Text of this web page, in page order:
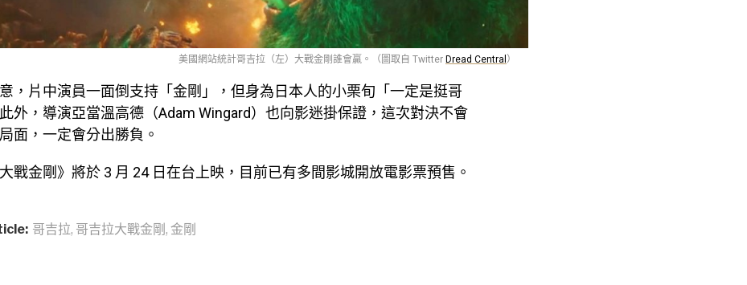
美國網站統計哥吉拉（左）大戰金剛誰會贏。（圖取自 Twitter Dread Central ）
，片中演員一面倒支持「金剛」，但身為日本人的小栗旬「一定是挺哥
外，導演亞當溫高德（Adam Wingard）也向影迷掛保證，這次對決不會
面，一定會分出勝負。
大戰金剛》將於 3 月 24 日在台上映，目前已有多間影城開放電影票預售。
哥吉拉, 哥吉拉大戰金剛, 金剛